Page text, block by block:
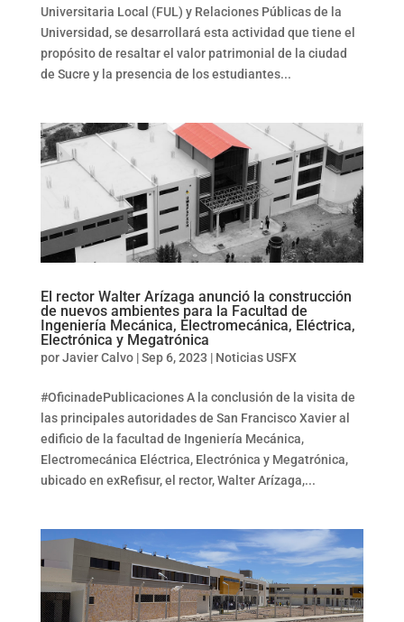
Universitaria Local (FUL) y Relaciones Públicas de la
Universidad, se desarrollará esta actividad que tiene el
propósito de resaltar el valor patrimonial de la ciudad
de Sucre y la presencia de los estudiantes...
El rector Walter Arízaga anunció la construcción
de nuevos ambientes para la Facultad de
Ingeniería Mecánica, Electromecánica, Eléctrica,
Electrónica y Megatrónica
porJavier Calvo|Sep 6, 2023 | Noticias USFX
#OficinadePublicaciones A la conclusión de la visita de
las principales autoridades de San Francisco Xavier al
edificio de la facultad de Ingeniería Mecánica,
Electromecánica Eléctrica, Electrónica y Megatrónica,
ubicado en exRefisur, el rector, Walter Arízaga,...